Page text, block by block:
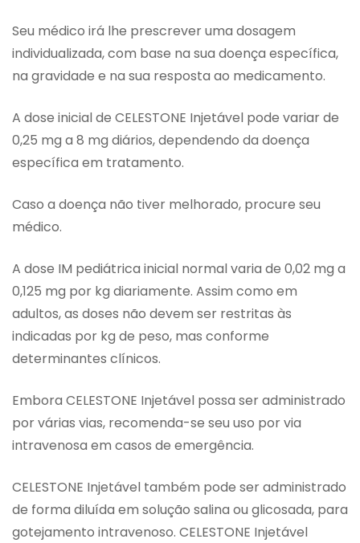
Seu médico irá lhe prescrever uma dosagem
individualizada, com base na sua doença específica,
na gravidade e na sua resposta ao medicamento.
A dose inicial de CELESTONE Injetável pode variar de
0,25 mg a 8 mg diários, dependendo da doença
específica em tratamento.
Caso a doença não tiver melhorado, procure seu
médico.
A dose IM pediátrica inicial normal varia de 0,02 mg a
0,125 mg por kg diariamente. Assim como em
adultos, as doses não devem ser restritas às
indicadas por kg de peso, mas conforme
determinantes clínicos.
Embora CELESTONE Injetável possa ser administrado
por várias vias, recomenda-se seu uso por via
intravenosa em casos de emergência.
CELESTONE Injetável também pode ser administrado
de forma diluída em solução salina ou glicosada, para
gotejamento intravenoso. CELESTONE Injetável